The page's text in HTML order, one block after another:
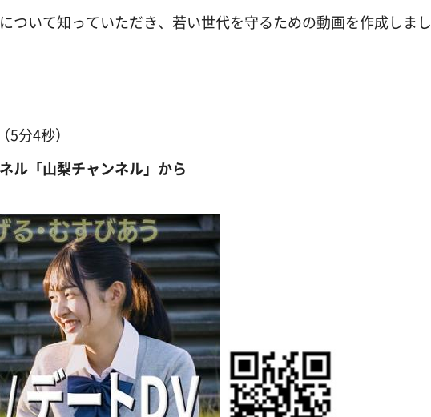
ついて知っていただき、若い世代を守るための動画を作成しまし
分4秒）
ル「山梨チャンネル」から